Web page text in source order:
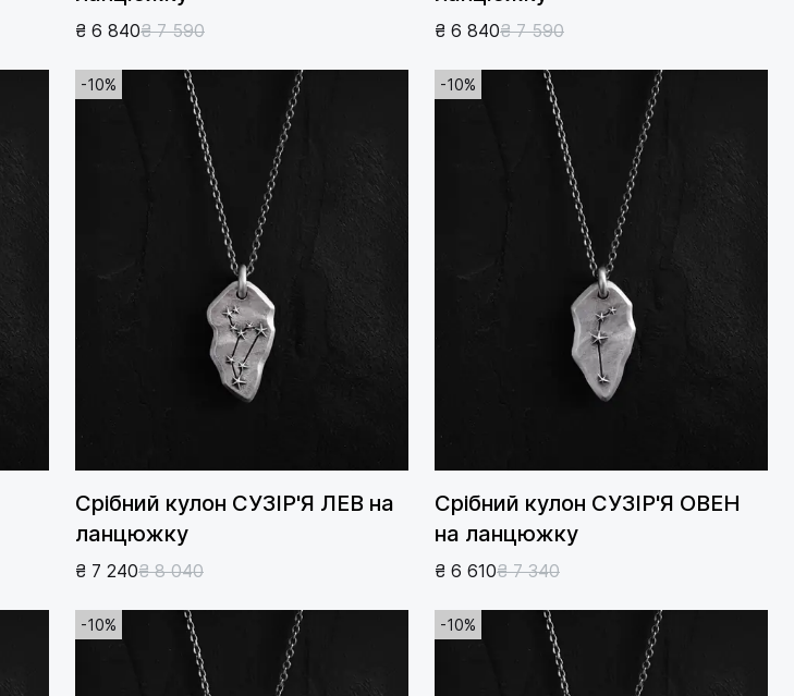
₴ 6 840₴ 7 590 ₴ 6 840₴ 7 590
-10%
Срібний кулон СУЗІР'Я ЛЕВ на
ланцюжку
₴ 7 240₴ 8 040
-10%
Срібний кулон СУЗІР'Я ОВЕН
на ланцюжку
₴ 6 610₴ 7 340
-10% -10%